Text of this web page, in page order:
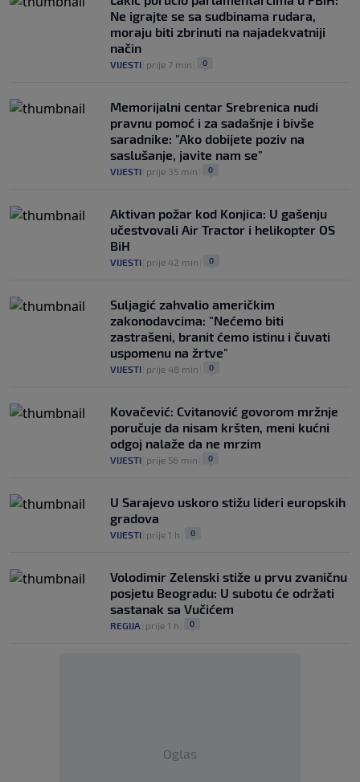
Ne igrajte se sa sudbinama rudara,
moraju biti zbrinuti na najadekvatniji
način
VIJESTI prije 7 min 0
Memorijalni centar Srebrenica nudi
pravnu pomoć i za sadašnje i bivše
saradnike: "Ako dobijete poziv na
saslušanje, javite nam se"
VIJESTI prije 35 min 0
Aktivan požar kod Konjica: U gašenju
učestvovali Air Tractor i helikopter OS
BiH
VIJESTI prije 42 min 0
Suljagić zahvalio američkim
zakonodavcima: "Nećemo biti
zastrašeni, branit ćemo istinu i čuvati
uspomenu na žrtve"
VIJESTI prije 48 min 0
Kovačević: Cvitanović govorom mržnje
poručuje da nisam kršten, meni kućni
odgoj nalaže da ne mrzim
VIJESTI prije 56 min 0
U Sarajevo uskoro stižu lideri europskih
gradova
VIJESTI prije 1 h 0
Volodimir Zelenski stiže u prvu zvaničnu
posjetu Beogradu: U subotu će održati
sastanak sa Vučićem
REGIJA prije 1 h 0
Oglas